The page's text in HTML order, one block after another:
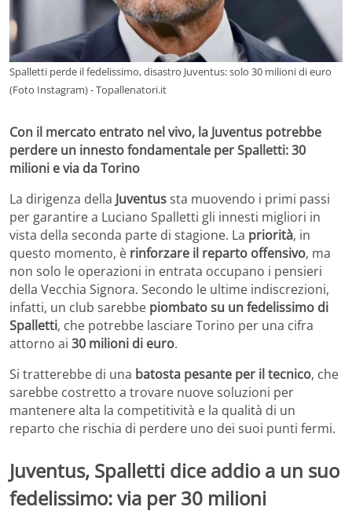
Spalletti perde il fedelissimo, disastro Juventus: solo 30 milioni di euro
(Foto Instagram) - Topallenatori.it
Con il mercato entrato nel vivo, la Juventus potrebbe
perdere un innesto fondamentale per Spalletti: 30
milioni e via da Torino
La dirigenza della Juventussta muovendo i primi passi
per garantire a Luciano Spalletti gli innesti migliori in
vista della seconda parte di stagione. La priorità, in
questo momento, è rinforzare il reparto offensivo, ma
non solo le operazioni in entrata occupano i pensieri
della Vecchia Signora. Secondo le ultime indiscrezioni,
infatti, un club sarebbe piombato su un fedelissimo di
Spalletti, che potrebbe lasciare Torino per una cifra
attorno ai 30 milioni di euro.
Si tratterebbe di una batosta pesante per il tecnico, che
sarebbe costretto a trovare nuove soluzioni per
mantenere alta la competitività e la qualità di un
reparto che rischia di perdere uno dei suoi punti fermi.
Juventus, Spalletti dice addio a un suo
fedelissimo: via per 30 milioni